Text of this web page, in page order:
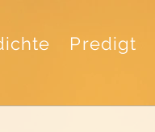
Predigt